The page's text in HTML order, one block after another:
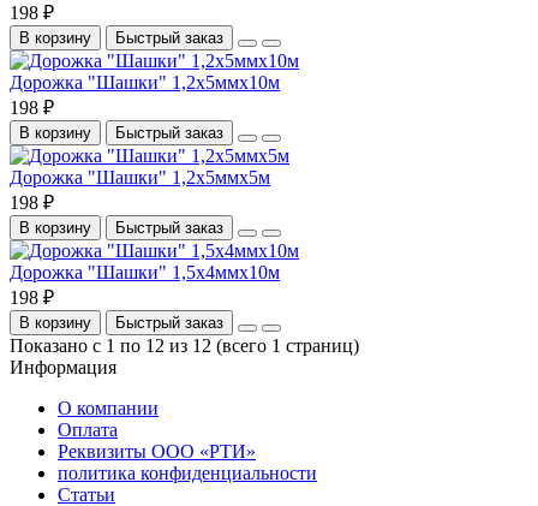
198 ₽
В корзину Быстрый заказ
Дорожка "Шашки" 1,2х5ммх10м
198 ₽
В корзину Быстрый заказ
Дорожка "Шашки" 1,2х5ммх5м
198 ₽
В корзину Быстрый заказ
Дорожка "Шашки" 1,5х4ммх10м
198 ₽
В корзину Быстрый заказ
Показано с 1 по 12 из 12 (всего 1 страниц)
Информация
О компании
Оплата
Реквизиты ООО «РТИ»
политика конфиденциальности
Статьи